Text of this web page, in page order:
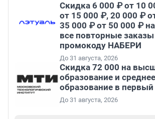
Скидка 6 000 ₽ от 10
от 15 000 ₽, 20 000 ₽
35 000 ₽ от 50 000 ₽
все повторные
промокоду НАБЕРИ
До 31 августа, 2026
Скидка 72 000 на
образование и
образование в первый
До 31 августа, 2026